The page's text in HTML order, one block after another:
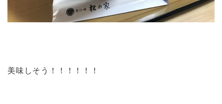
美味しそう！！！！！！